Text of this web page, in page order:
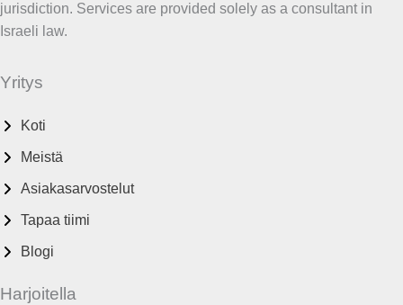
jurisdiction. Services are provided solely as a consultant in
Israeli law.
Yritys
Koti
Meistä
Asiakasarvostelut
Tapaa tiimi
Blogi
Harjoitella